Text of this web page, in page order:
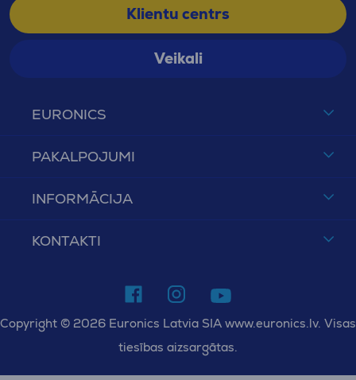
EURONICS
PAKALPOJUMI
INFORMĀCIJA
KONTAKTI
Klientu centrs
Veikali
Copyright © 2026 Euronics Latvia SIA www.euronics.lv. Visas
tiesības aizsargātas.